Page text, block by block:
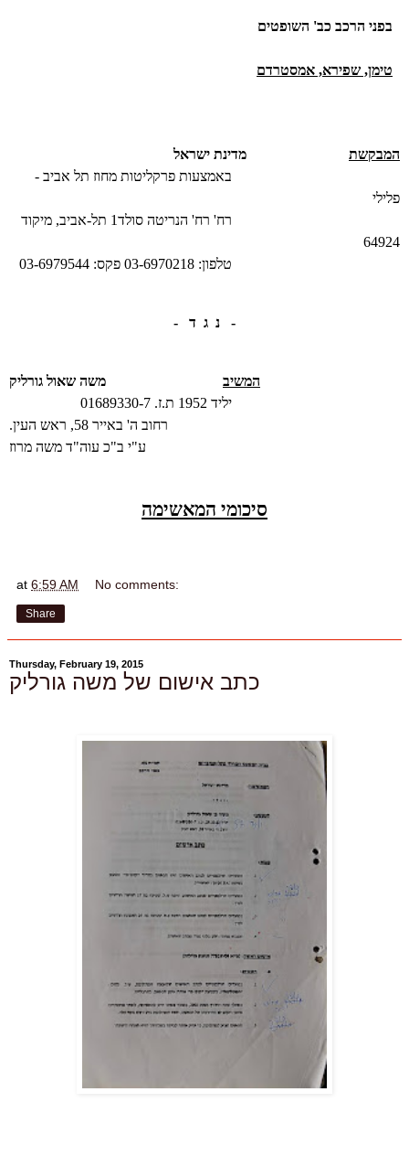
בפני הרכב כב' השופטים
טימן, שפירא, אמסטרדם
המבקשת מדינת ישראל
באמצעות פרקליטות מחוז תל אביב -
פלילי
רח' רח' הנריטה סולד1 תל-אביב, מיקוד
64924
טלפון: 03-6970218 פקס: 03-6979544
- נ ג ד -
המשיב משה שאול גורליק
יליד 1952
ת.ז. 01689330-7
רחוב ה' באייר 58, ראש העין.
ע"י ב"כ עוה"ד משה מרוז
סיכומי המאשימה
at 6:59 AM No comments:
Share
Thursday, February 19, 2015
כתב אישום של משה גורליק